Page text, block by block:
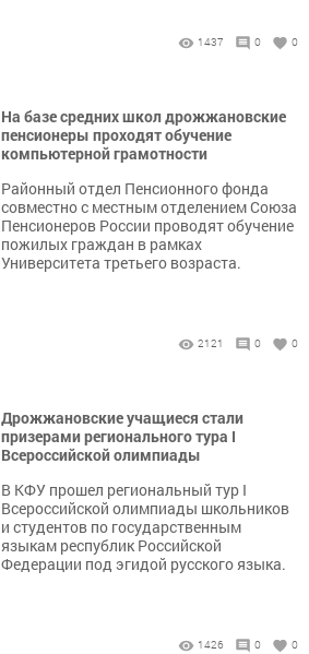
1437 0 0
На базе средних школ дрожжановские
пенсионеры проходят обучение
компьютерной грамотности
Районный отдел Пенсионного фонда
совместно с местным отделением Союза
Пенсионеров России проводят обучение
пожилых граждан в рамках
Университета третьего возраста.
2121 0 0
Дрожжановские учащиеся стали
призерами регионального тура I
Всероссийской олимпиады
В КФУ прошел региональный тур I
Всероссийской олимпиады школьников
и студентов по государственным
языкам республик Российской
Федерации под эгидой русского языка.
1426 0 0